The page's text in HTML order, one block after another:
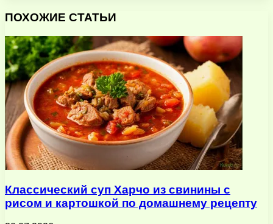
через
почту
ПОХОЖИЕ СТАТЬИ
Классический суп Харчо из свинины с
рисом и картошкой по домашнему рецепту